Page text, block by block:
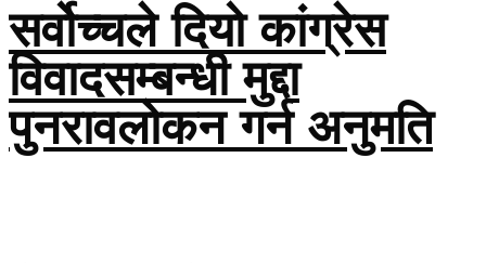
सर्वोच्चले दियो कांग्रेस
विवादसम्बन्धी मुद्दा
पुनरावलोकन गर्न अनुमति